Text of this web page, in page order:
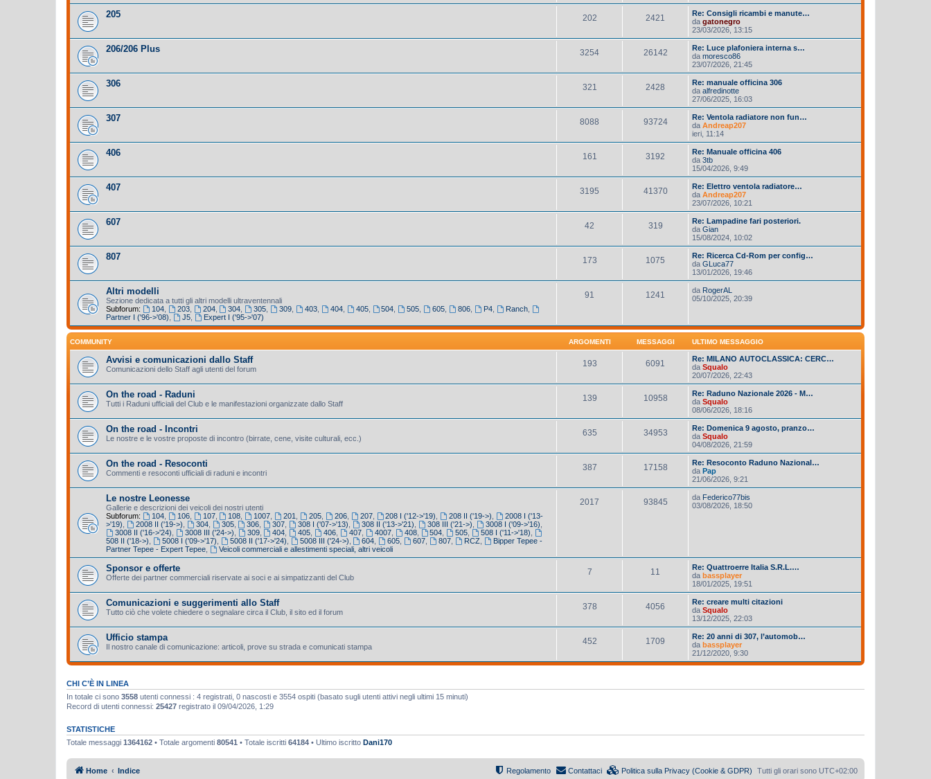
205 202 2421
Re: Consigli ricambi e manute…
da gatonegro
23/03/2026, 13:15
206/206 Plus 3254 26142
Re: Luce plafoniera interna s…
da moresco86
23/07/2026, 21:45
306 321 2428
Re: manuale officina 306
da alfredinotte
27/06/2025, 16:03
307 8088 93724
Re: Ventola radiatore non fun…
da Andreap207
ieri, 11:14
406 161 3192
Re: Manuale officina 406
da 3tb
15/04/2026, 9:49
407 3195 41370
Re: Elettro ventola radiatore…
da Andreap207
23/07/2026, 10:21
607 42 319
Re: Lampadine fari posteriori.
da Gian
15/08/2024, 10:02
807 173 1075
Re: Ricerca Cd-Rom per config…
da GLuca77
13/01/2026, 19:46
Altri modelli
Sezione dedicata a tutti gli altri modelli ultraventennali
Subforum:
104, 203, 204, 304 305 309 403, 404, 405, 504 505 605 806, P4, Ranch,
Partner I ('96->'08)
J5, Expert I ('95->'07)
91 1241 da RogerAL
05/10/2025, 20:39
COMMUNITY ARGOMENTI MESSAGGI ULTIMO MESSAGGIO
Avvisi e comunicazioni dallo Staff
Comunicazioni dello Staff agli utenti del forum
193 6091
Re: MILANO AUTOCLASSICA: CERC…
da Squalo
20/07/2026, 22:43
On the road - Raduni
Tutti i Raduni ufficiali del Club e le manifestazioni organizzate dallo Staff
139 10958
Re: Raduno Nazionale 2026 - M…
da Squalo
08/06/2026, 18:16
On the road - Incontri
Le nostre e le vostre proposte di incontro (birrate, cene, visite culturali, ecc.)
635 34953
Re: Domenica 9 agosto, pranzo…
da Squalo
04/08/2026, 21:59
On the road - Resoconti
Commenti e resoconti ufficiali di raduni e incontri
387 17158
Re: Resoconto Raduno Nazional…
da Pap
21/06/2026, 9:21
Le nostre Leonesse
Gallerie e descrizioni dei veicoli dei nostri utenti
Subforum:
104, 106, 107, 108 1007 201 205, 206, 207, 208 I ('12->'19) 208 II ('19->)
2008 I ('13-
>'19)
2008 II ('19->) 304, 305, 306 307 308 I ('07->'13) 308 II ('13->'21) 308 III ('21->) 3008 I ('09->'16)
3008 II ('16->'24)
3008 III ('24->) 309, 404 405 406 407, 4007, 408, 504 505 508 I ('11->'18)
508 II ('18->)
5008 I ('09->'17) 5008 II ('17->'24) 5008 III ('24->) 604 605 607 807, RCZ
Bipper Tepee -
Partner Tepee - Expert Tepee
Veicoli commerciali e allestimenti speciali, altri veicoli
2017 93845 da Federico77bis
03/08/2026, 18:50
Sponsor e offerte
Offerte dei partner commerciali riservate ai soci e ai simpatizzanti del Club
7 11
Re: Quattroerre Italia S.R.L.…
da bassplayer
18/01/2025, 19:51
Comunicazioni e suggerimenti allo Staff
Tutto ciò che volete chiedere o segnalare circa il Club, il sito ed il forum
378 4056
Re: creare multi citazioni
da Squalo
13/12/2025, 22:03
Ufficio stampa
Il nostro canale di comunicazione: articoli, prove su strada e comunicati stampa
452 1709
Re: 20 anni di 307, l’automob…
da bassplayer
21/12/2020, 9:30
CHI C’È IN LINEA
In totale ci sono 3558 utenti connessi : 4 registrati, 0 nascosti e 3554 ospiti (basato sugli utenti attivi negli ultimi 15 minuti)
Record di utenti connessi: 25427 registrato il 09/04/2026, 1:29
STATISTICHE
Totale messaggi 1364162 • Totale argomenti 80541 • Totale iscritti 64184 • Ultimo iscritto Dani170
Home Indice Tutti gli orari sono UTC+02:00
Politica sulla Privacy (Cookie & GDPR)
Contattaci
Regolamento